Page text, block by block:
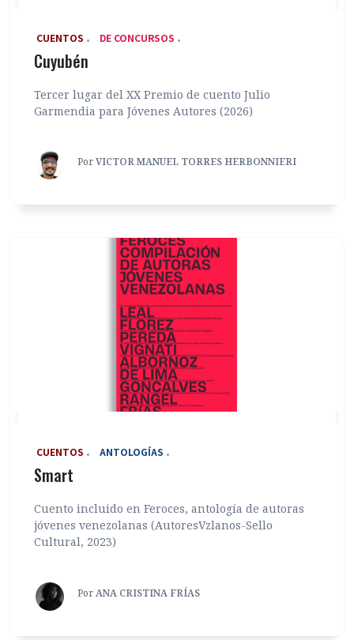
‎ CUENTOS DE CONCURSOS
Cuyubén
Tercer lugar del XX Premio de cuento Julio
Garmendia para Jóvenes Autores (2026)
PorVICTOR MANUEL TORRES HERBONNIERI
‎ CUENTOS ANTOLOGÍAS
Smart
Cuento incluido en Feroces, antología de autoras
jóvenes venezolanas (AutoresVzlanos-Sello
Cultural, 2023)
PorANA CRISTINA FRÍAS